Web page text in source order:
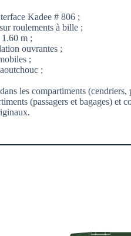
Kadee # 806 ;
roulements à bille ;
m ;
ouvrantes ;
;
;
les compartiments (cendriers,
(passagers et bagages) et